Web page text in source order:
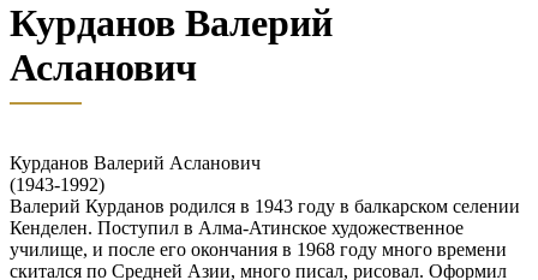
Курданов Валерий
Асланович
Курданов Валерий Асланович
(1943-1992)
Валерий Курданов родился в 1943 году в балкарском селении
Кенделен. Поступил в Алма-Атинское художественное
училище, и после его окончания в 1968 году много времени
скитался по Средней Азии, много писал, рисовал. Оформил